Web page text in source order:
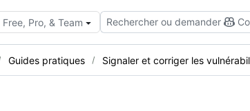
Free, Pro, & Team Rechercher ou demander
Guides pratiques Signaler et corriger les